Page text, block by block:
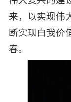
来，以实现伟
断实现自我价
春。